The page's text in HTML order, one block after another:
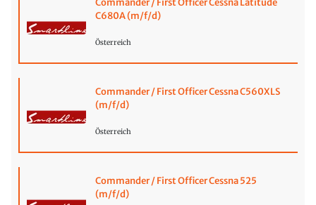
Commander / First Officer Cessna Latitude
C680A (m/f/d)
Österreich
Commander / First Officer Cessna C560XLS
(m/f/d)
Österreich
Commander / First Officer Cessna 525
(m/f/d)